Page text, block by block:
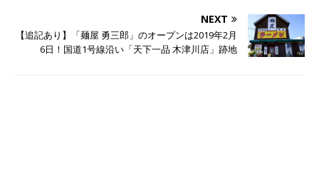
NEXT
【追記あり】「麺屋 勇三郎」のオープンは2019年2月
6日！国道1号線沿い「天下一品 木津川店」跡地